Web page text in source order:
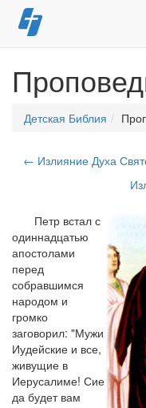
Перейти
к
Детская Библия
← Излияние Духа
Петр встал с
одиннадцатью
апостолами
перед
собравшимся
народом и
громко
заговорил: "Мужи
Иудейские и все,
живущие в
Иерусалиме! Сие
да будет вам